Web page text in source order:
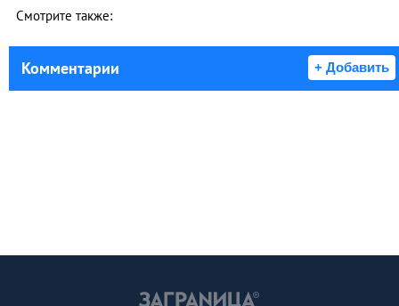
Смотрите также:
Комментарии + Добавить